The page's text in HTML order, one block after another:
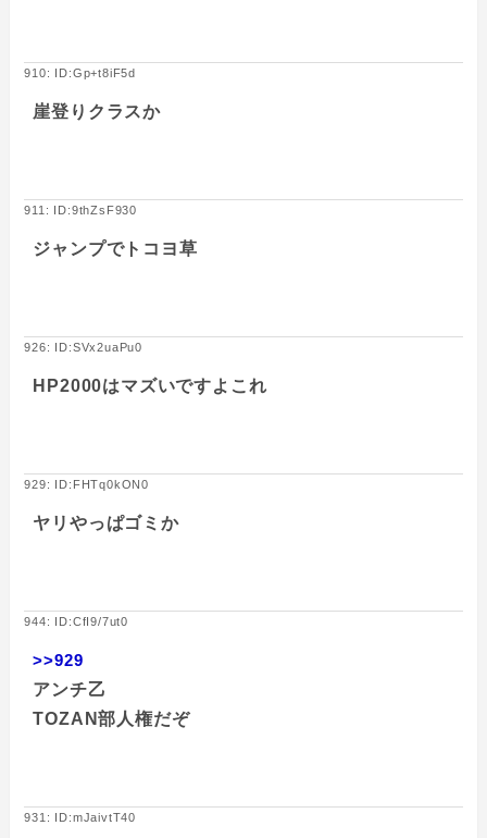
910: ID:Gp+t8iF5d
崖登りクラスか
911: ID:9thZsF930
ジャンプでトコヨ草
926: ID:SVx2uaPu0
HP2000はマズいですよこれ
929: ID:FHTq0kON0
ヤリやっぱゴミか
944: ID:CfI9/7ut0
>>929
アンチ乙
TOZAN部人権だぞ
931: ID:mJaivtT40